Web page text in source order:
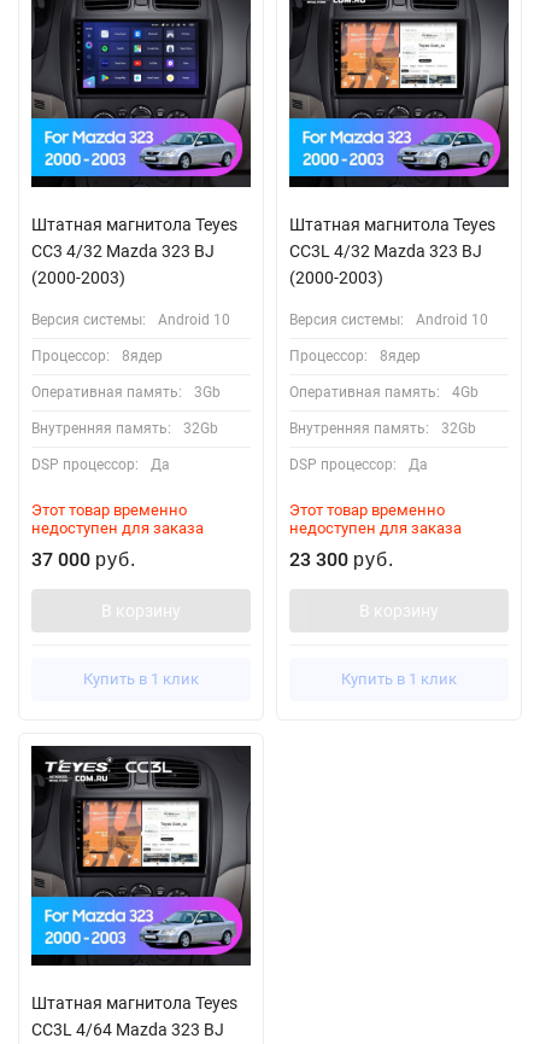
Штатная магнитола Teyes
CC3 4/32 Mazda 323 BJ
(2000-2003)
Версия системы: Android 10
Процессор: 8ядер
Оперативная память: 3Gb
Внутренняя память: 32Gb
DSP процессор: Да
Этот товар временно
недоступен для заказа
37 000 руб.
В корзину
Купить в 1 клик
Штатная магнитола Teyes
CC3L 4/32 Mazda 323 BJ
(2000-2003)
Версия системы: Android 10
Процессор: 8ядер
Оперативная память: 4Gb
Внутренняя память: 32Gb
DSP процессор: Да
Этот товар временно
недоступен для заказа
23 300 руб.
В корзину
Купить в 1 клик
Штатная магнитола Teyes
CC3L 4/64 Mazda 323 BJ